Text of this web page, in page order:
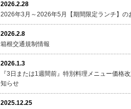
2026.2.28
2026年3月～2026年5月【期間限定ランチ】の
2026.2.8
箱根交通規制情報
2026.1.3
『3日または1週間前』特別料理メニュー価格
知らせ
2025.12.25